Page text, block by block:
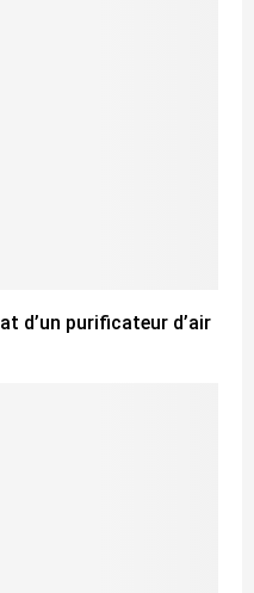
d’un purificateur d’air